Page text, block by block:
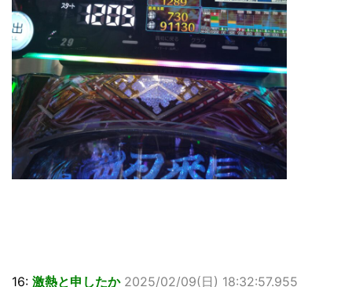
16: 激熱と申したか 2025/02/09(日) 18:32:57.955